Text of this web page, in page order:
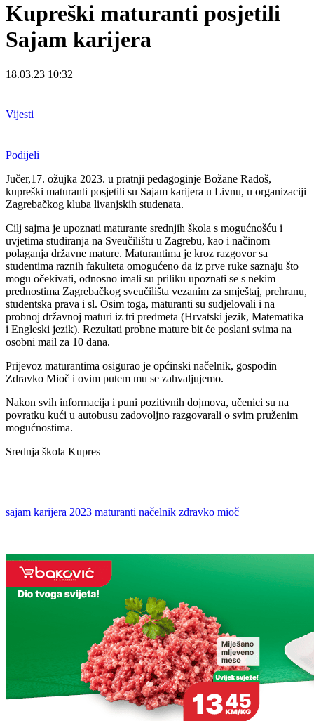
Kupreški maturanti posjetili
Sajam karijera
18.03.23 10:32
Vijesti
Podijeli
Jučer,17. ožujka 2023. u pratnji pedagoginje Božane Radoš,
kupreški maturanti posjetili su Sajam karijera u Livnu, u organizaciji
Zagrebačkog kluba livanjskih studenata.
Cilj sajma je upoznati maturante srednjih škola s mogućnošću i
uvjetima studiranja na Sveučilištu u Zagrebu, kao i načinom
polaganja državne mature. Maturantima je kroz razgovor sa
studentima raznih fakulteta omogućeno da iz prve ruke saznaju što
mogu očekivati, odnosno imali su priliku upoznati se s nekim
prednostima Zagrebačkog sveučilišta vezanim za smještaj, prehranu,
studentska prava i sl. Osim toga, maturanti su sudjelovali i na
probnoj državnoj maturi iz tri predmeta (Hrvatski jezik, Matematika
i Engleski jezik). Rezultati probne mature bit će poslani svima na
osobni mail za 10 dana.
Prijevoz maturantima osigurao je općinski načelnik, gospodin
Zdravko Mioč i ovim putem mu se zahvaljujemo.
Nakon svih informacija i puni pozitivnih dojmova, učenici su na
povratku kući u autobusu zadovoljno razgovarali o svim pruženim
mogućnostima.
Srednja škola Kupres
sajam karijera 2023 maturanti načelnik zdravko mioč